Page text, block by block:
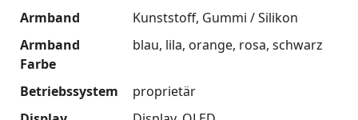
Armband
Kunststoff Gummi / Silikon
Armband
Farbe
blau lila orange rosa schwarz
Betriebssystem
proprietär